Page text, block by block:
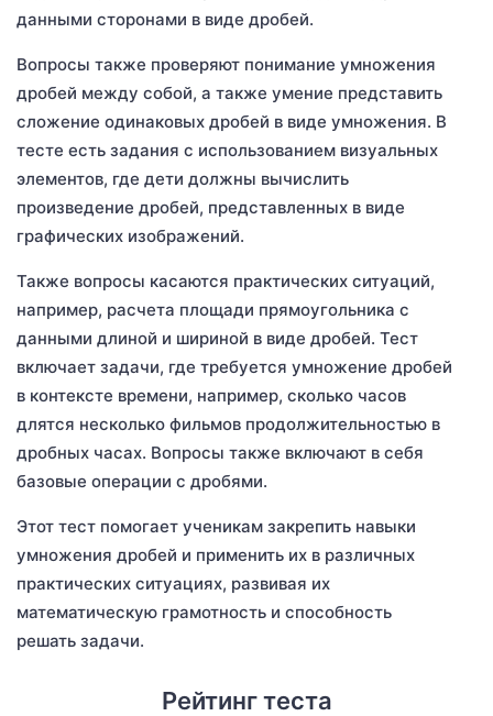
данными сторонами в виде дробей.
Вопросы также проверяют понимание умножения
дробей между собой, а также умение представить
сложение одинаковых дробей в виде умножения. В
тесте есть задания с использованием визуальных
элементов, где дети должны вычислить
произведение дробей, представленных в виде
графических изображений.
Также вопросы касаются практических ситуаций,
например, расчета площади прямоугольника с
данными длиной и шириной в виде дробей. Тест
включает задачи, где требуется умножение дробей
в контексте времени, например, сколько часов
длятся несколько фильмов продолжительностью в
дробных часах. Вопросы также включают в себя
базовые операции с дробями.
Этот тест помогает ученикам закрепить навыки
умножения дробей и применить их в различных
практических ситуациях, развивая их
математическую грамотность и способность
решать задачи.
Рейтинг теста